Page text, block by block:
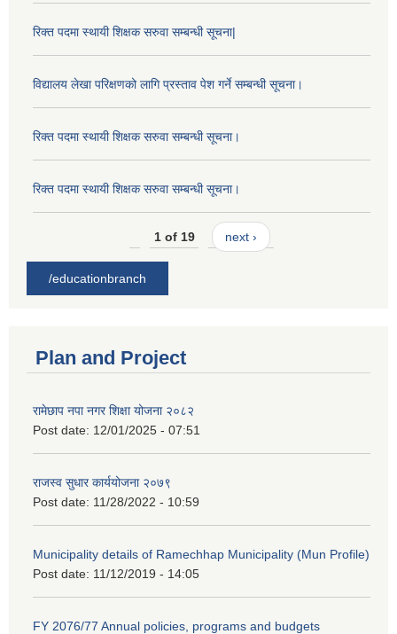
रिक्त पदमा स्थायी शिक्षक सरुवा सम्बन्धी सूचना|
विद्यालय लेखा परिक्षणको लागि प्रस्ताव पेश गर्ने सम्बन्धी सूचना।
रिक्त पदमा स्थायी शिक्षक सरुवा सम्बन्धी सूचना।
रिक्त पदमा स्थायी शिक्षक सरुवा सम्बन्धी सूचना।
1 of 19 next ›
/educationbranch
Plan and Project
रामेछाप नपा नगर शिक्षा योजना २०८२
Post date: 12/01/2025 - 07:51
राजस्व सुधार कार्ययोजना २०७९
Post date: 11/28/2022 - 10:59
Municipality details of Ramechhap Municipality (Mun Profile)
Post date: 11/12/2019 - 14:05
FY 2076/77 Annual policies, programs and budgets